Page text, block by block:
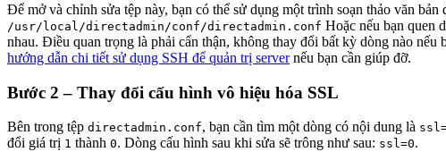
Để mở và chỉnh sửa tệp này, bạn có thể sử dụng một trình soạn thảo văn bản
/usr/local/directadmin/conf/directadmin.conf Hoặc nếu bạn quen
nhau. Điều quan trọng là phải cẩn thận, không thay đổi bất kỳ dòng nào
hướng dẫn chi tiết sử dụng SSH để quản trị servernếu bạn cần giúp đỡ.
Bước 2 – Thay đổi cấu hình vô hiệu hóa SSL
Bên trong tệp directadmin.conf, bạn cần tìm một dòng có nội dung là
đổi giá trị 1 thành 0. Dòng cấu hình sau khi sửa sẽ trông như sau: ssl=0.